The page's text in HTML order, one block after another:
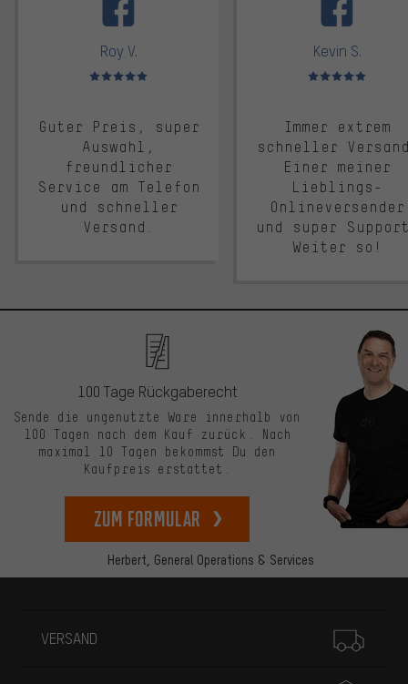
Roy V.
Bewertungen: 5 von 5
Guter Preis, super
Auswahl,
freundlicher
Service am Telefon
und schneller
Versand.
Kevin S.
Bewertungen: 5 von 5
Immer extrem
schneller
Einer meiner
Lieblings-
Onlineversender
und super
Weiter so!
Herbert, General Operations & Services
100 Tage Rückgaberecht
Sende die ungenutzte Ware innerhalb von
100 Tagen nach dem Kauf zurück. Nach
maximal 10 Tagen bekommst Du den
Kaufpreis erstattet.
zum Formular
VERSAND